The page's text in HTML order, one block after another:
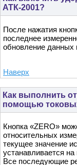
АТК-2001?
После нажатия
последнее
обновление данных
Наверх
Как выполнить
помощью
Кнопка «ZERO»
относительных
текущее значение
устанавливается
Все последующие